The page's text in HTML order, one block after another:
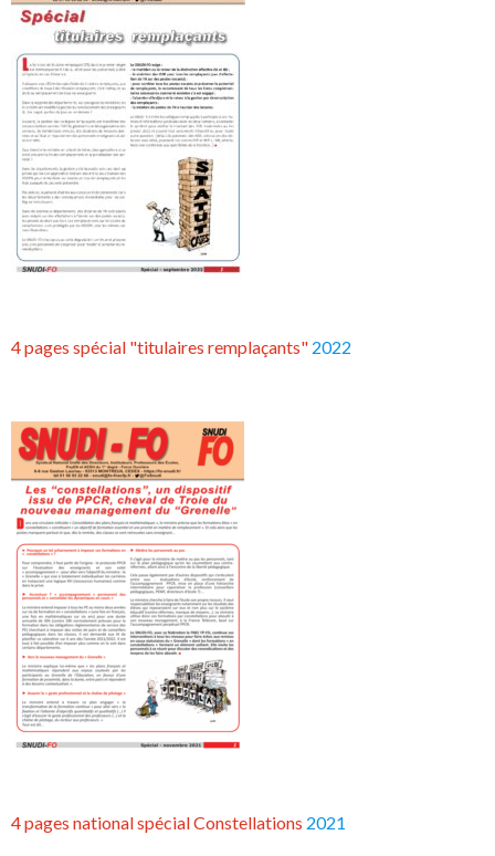
4 pages spécial "titulaires remplaçants" 2022
4 pages national spécial Constellations 2021